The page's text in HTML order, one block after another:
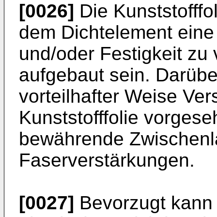
[0026] Die
dem Dichtelement
und/oder Festigkeit zu
aufgebaut sein.
vorteilhafter Weise
Kunststofffolie
bewährende
Faserverstärkungen.
[0027] Bevorzugt